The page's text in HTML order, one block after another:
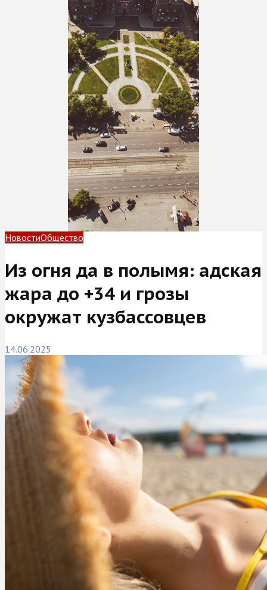
НовостиОбщество
Из огня да в полымя: адская
жара до +34 и грозы
окружат кузбассовцев
14.06.2025